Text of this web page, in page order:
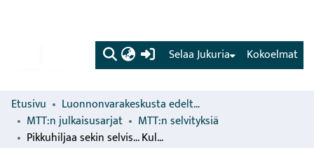
(current) Kokoelmat
Selaa Jukuria
Etusivu
Luonnonvarakeskusta edeltävien organisaatioiden sarjat
MTT:n julkaisusarjat
MTT:n selvityksiä
Pikkuhiljaa sekin selvis... Kuluttajakeskeiseen tiedonrakenteluun ja kehittävän toiminnan vuorovaikutusmalliin perustuvan tutkimus- ja tuotekehitysyhteistyön oppimisvaikutukset uuden elintarviketuotteen kehittämisessä